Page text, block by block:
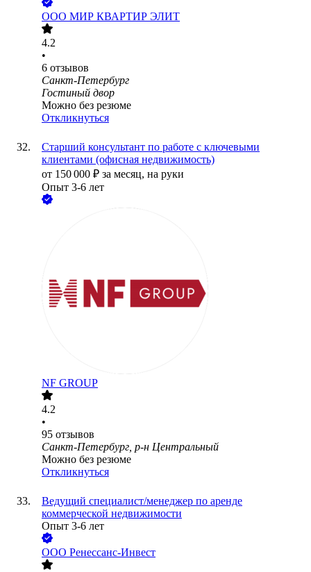
ООО МИР КВАРТИР ЭЛИТ
4.2
•
6 отзывов
Санкт-Петербург
Гостиный двор
Можно без резюме
Откликнуться
Старший консультант по работе с ключевыми
клиентами (офисная недвижимость)
от 150 000 ₽ за месяц, на руки
Опыт 3-6 лет
NF GROUP
4.2
•
95 отзывов
Санкт-Петербург, р-н Центральный
Можно без резюме
Откликнуться
Ведущий специалист/менеджер по аренде
коммерческой недвижимости
Опыт 3-6 лет
ООО Ренессанс-Инвест